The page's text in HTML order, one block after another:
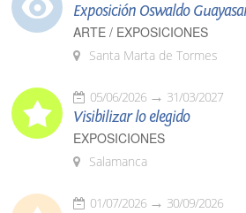
Exposición Oswaldo
ARTE / EXPOSICIONES
Santa Marta de Tormes
05/06/2026 31/03/2027
Visibilizar lo elegido
EXPOSICIONES
Salamanca
01/07/2026 30/09/2026